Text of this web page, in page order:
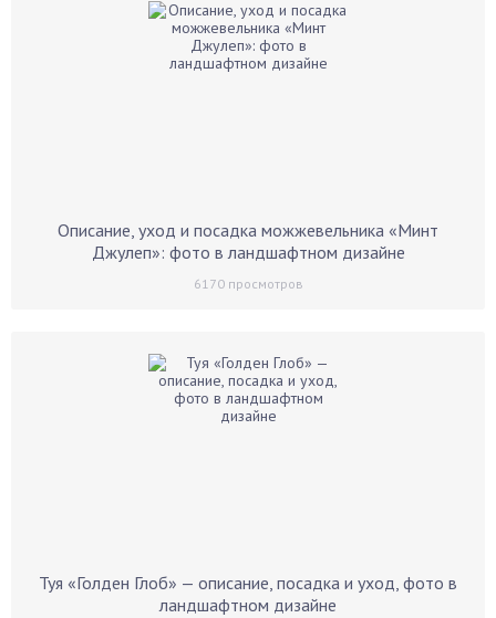
Описание, уход и посадка можжевельника «Минт
Джулеп»: фото в ландшафтном дизайне
6170просмотров
Туя «Голден Глоб» — описание, посадка и уход, фото в
ландшафтном дизайне